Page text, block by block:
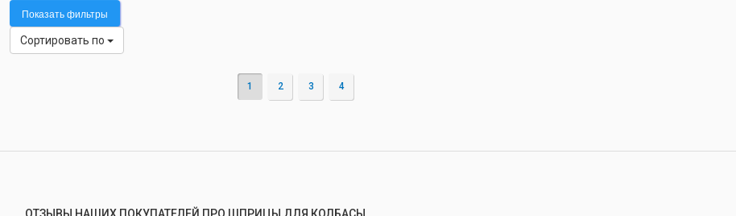
Показать фильтры
Сортировать по
1 2 3 4